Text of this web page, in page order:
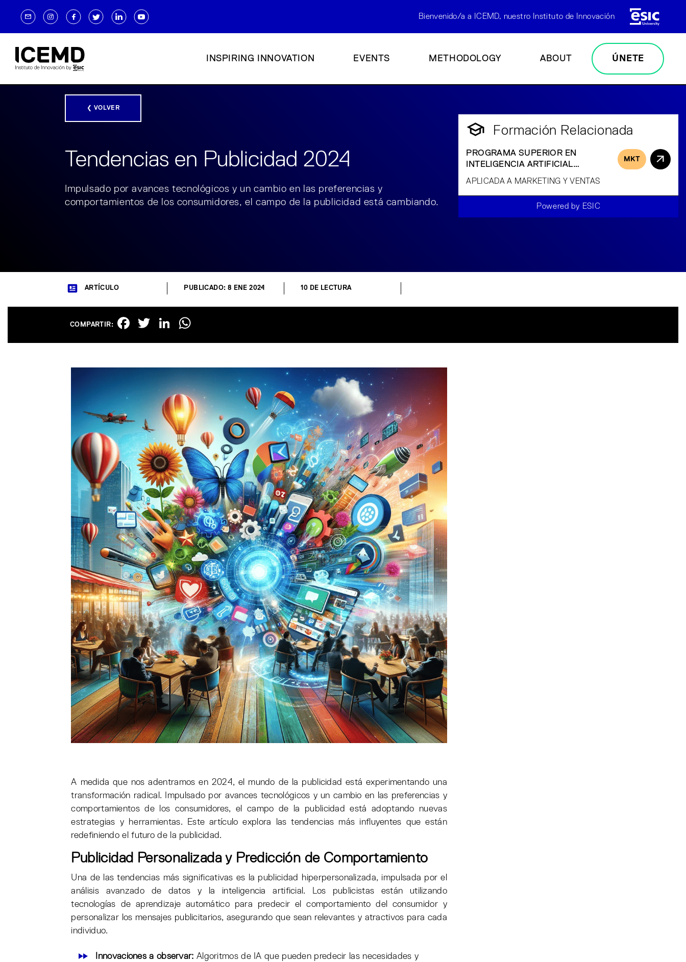
Bienvenido/a a ICEMD, nuestro Instituto de Innovación
INSPIRING INNOVATION EVENTS METHODOLOGY ABOUT ÚNETE
❮ VOLVER
Tendencias en Publicidad 2024
Impulsado por avances tecnológicos y un cambio en las preferencias y
comportamientos de los consumidores, el campo de la publicidad está cambiando.
ARTÍCULO PUBLICADO: 8 ENE 2024 10 DE LECTURA
COMPARTIR: Facebook
TwitterLinkedIn
A medida que nos adentramos en 2024, el mundo de la publicidad está experimentando una
transformación radical. Impulsado por avances tecnológicos y un cambio en las preferencias y
comportamientos de los consumidores, el campo de la publicidad está adoptando nuevas
estrategias y herramientas. Este artículo explora las tendencias más influyentes que están
redefiniendo el futuro de la publicidad.
Publicidad Personalizada y Predicción de Comportamiento
Una de las tendencias más significativas es la publicidad hiperpersonalizada, impulsada por el
análisis avanzado de datos y la inteligencia artificial. Los publicistas están utilizando
tecnologías de aprendizaje automático para predecir el comportamiento del consumidor y
personalizar los mensajes publicitarios, asegurando que sean relevantes y atractivos para cada
individuo.
Innovaciones a observar: Algoritmos de IA que pueden predecir las necesidades y
Formación Relacionada
PROGRAMA SUPERIOR EN
INTELIGENCIA ARTIFICIAL
GENERATIVA
MKT
APLICADA A MARKETING Y VENTAS
Powered by ESIC